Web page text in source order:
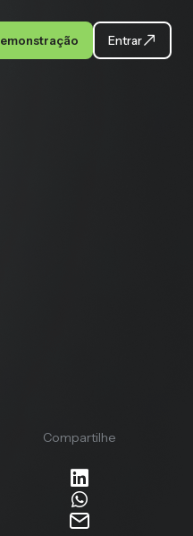
Entrar
Compartilhe